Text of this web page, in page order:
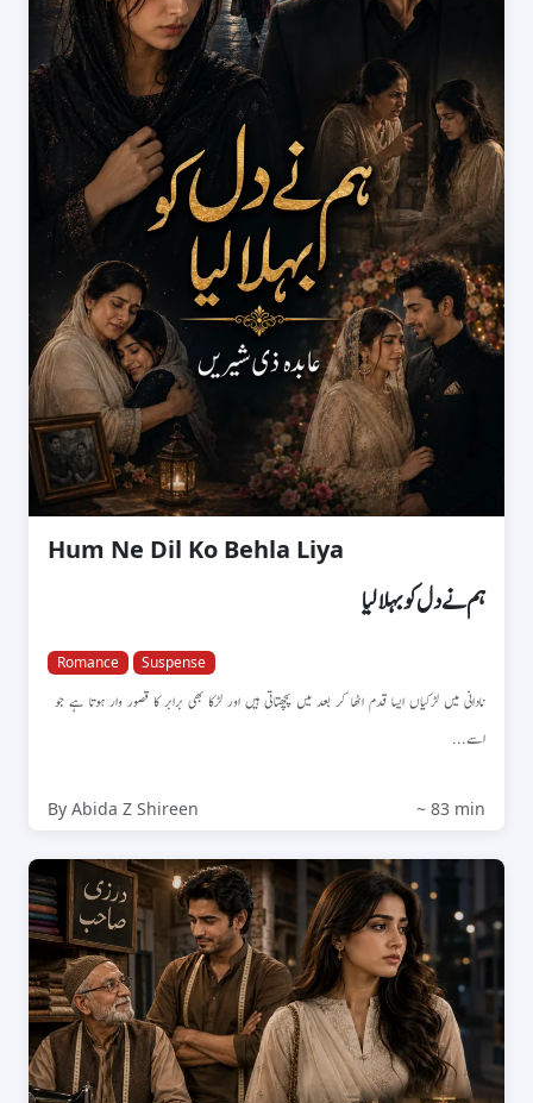
Hum Ne Dil Ko Behla Liya
ہم نے دل کو بہلا لیا
Romance Suspense
نادانی میں لڑکیاں ایسا قدم اٹھا کر بعد میں پچھتاتی ہیں اور لڑکا بھی برابر کا قصور وار ہوتا ہے جو
اسے...
By Abida Z Shireen ~ 83 min